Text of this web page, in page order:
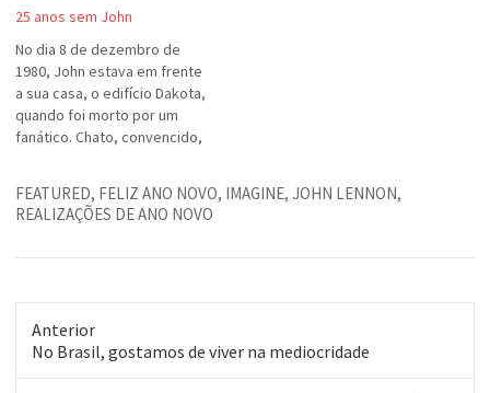
25 anos sem John
No dia 8 de dezembro de
1980, John estava em frente
a sua casa, o edifício Dakota,
quando foi morto por um
fanático. Chato, convencido,
deixou a sua marca na história
da música e porque não dizer,
FEATURED, FELIZ ANO NOVO, IMAGINE, JOHN LENNON,
REALIZAÇÕES DE ANO NOVO
Anterior
Post
anterior:
No Brasil, gostamos de viver na mediocridade